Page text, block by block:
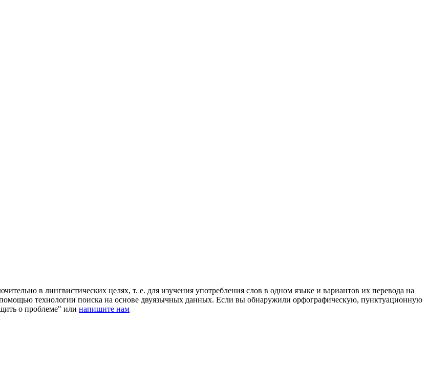
в лингвистических целях, т. е. для изучения употребления слов в одном языке и вариантов их перевода на
технологии поиска на основе двуязычных данных. Если вы обнаружили орфографическую, пунктуационную
о проблеме" или напишите нам